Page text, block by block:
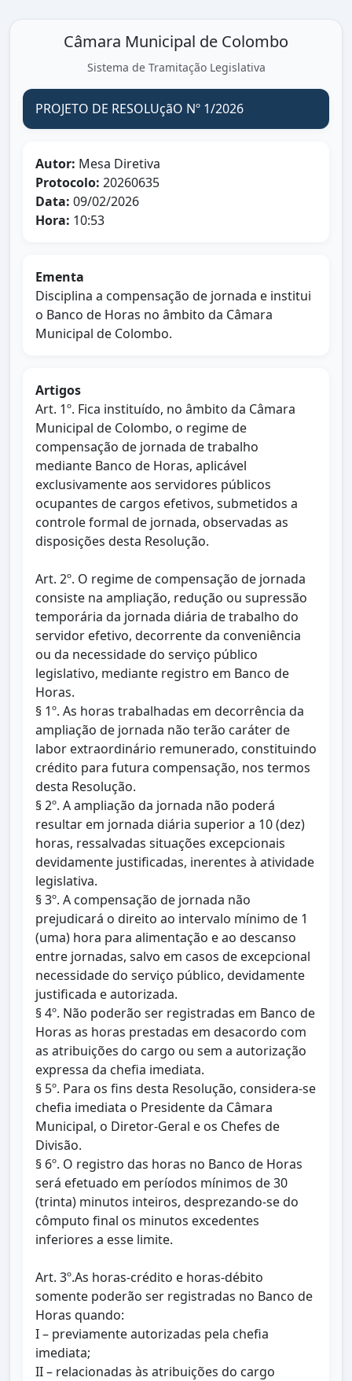
Câmara Municipal de Colombo
Sistema de Tramitação Legislativa
PROJETO DE RESOLUçãO Nº 1/2026
Autor: Mesa Diretiva
Protocolo: 20260635
Data: 09/02/2026
Hora: 10:53
Ementa
Disciplina a compensação de jornada e institui
o Banco de Horas no âmbito da Câmara
Municipal de Colombo.
Artigos
Art. 1º. Fica instituído, no âmbito da Câmara
Municipal de Colombo, o regime de
compensação de jornada de trabalho
mediante Banco de Horas, aplicável
exclusivamente aos servidores públicos
ocupantes de cargos efetivos, submetidos a
controle formal de jornada, observadas as
disposições desta Resolução.
Art. 2º. O regime de compensação de jornada
consiste na ampliação, redução ou supressão
temporária da jornada diária de trabalho do
servidor efetivo, decorrente da conveniência
ou da necessidade do serviço público
legislativo, mediante registro em Banco de
Horas.
§ 1º. As horas trabalhadas em decorrência da
ampliação de jornada não terão caráter de
labor extraordinário remunerado, constituindo
crédito para futura compensação, nos termos
desta Resolução.
§ 2º. A ampliação da jornada não poderá
resultar em jornada diária superior a 10 (dez)
horas, ressalvadas situações excepcionais
devidamente justificadas, inerentes à atividade
legislativa.
§ 3º. A compensação de jornada não
prejudicará o direito ao intervalo mínimo de 1
(uma) hora para alimentação e ao descanso
entre jornadas, salvo em casos de excepcional
necessidade do serviço público, devidamente
justificada e autorizada.
§ 4º. Não poderão ser registradas em Banco de
Horas as horas prestadas em desacordo com
as atribuições do cargo ou sem a autorização
expressa da chefia imediata.
§ 5º. Para os fins desta Resolução, considera-se
chefia imediata o Presidente da Câmara
Municipal, o Diretor-Geral e os Chefes de
Divisão.
§ 6º. O registro das horas no Banco de Horas
será efetuado em períodos mínimos de 30
(trinta) minutos inteiros, desprezando-se do
cômputo final os minutos excedentes
inferiores a esse limite.
Art. 3º.As horas-crédito e horas-débito
somente poderão ser registradas no Banco de
Horas quando:
I – previamente autorizadas pela chefia
imediata;
II – relacionadas às atribuições do cargo